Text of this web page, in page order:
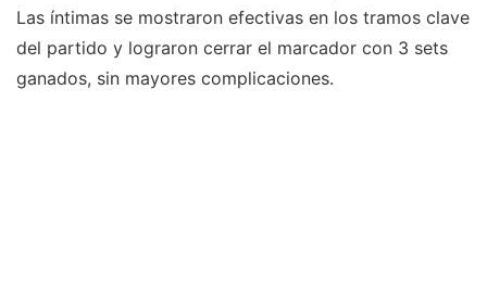
Las íntimas se mostraron efectivas en los tramos clave
del partido y lograron cerrar el marcador con 3 sets
ganados, sin mayores complicaciones.